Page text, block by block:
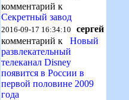
комментарий к
Секретный завод
2016-09-17 16:34:10 сергей
комментарий к Новый
развлекательный
телеканал Disney
появится в России в
первой половине 2009
года